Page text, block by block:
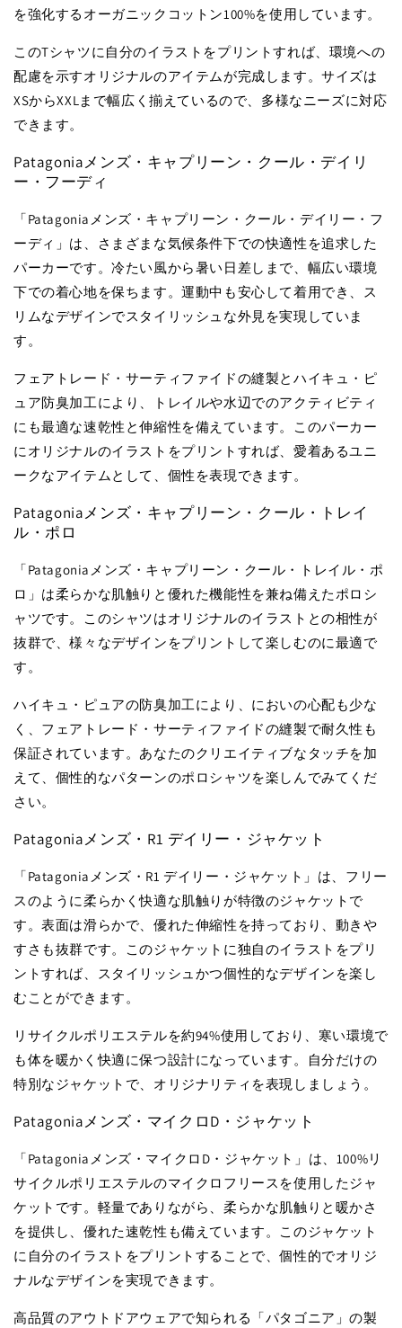
を強化するオーガニックコットン100%を使用しています。
このTシャツに自分のイラストをプリントすれば、環境への
配慮を示すオリジナルのアイテムが完成します。サイズは
XSからXXLまで幅広く揃えているので、多様なニーズに対応
できます。
Patagoniaメンズ・キャプリーン・クール・デイリ
ー・フーディ
「Patagoniaメンズ・キャプリーン・クール・デイリー・フ
ーディ」は、さまざまな気候条件下での快適性を追求した
パーカーです。冷たい風から暑い日差しまで、幅広い環境
下での着心地を保ちます。運動中も安心して着用でき、ス
リムなデザインでスタイリッシュな外見を実現していま
す。
フェアトレード・サーティファイドの縫製とハイキュ・ピ
ュア防臭加工により、トレイルや水辺でのアクティビティ
にも最適な速乾性と伸縮性を備えています。このパーカー
にオリジナルのイラストをプリントすれば、愛着あるユニ
ークなアイテムとして、個性を表現できます。
Patagoniaメンズ・キャプリーン・クール・トレイ
ル・ポロ
「Patagoniaメンズ・キャプリーン・クール・トレイル・ポ
ロ」は柔らかな肌触りと優れた機能性を兼ね備えたポロシ
ャツです。このシャツはオリジナルのイラストとの相性が
抜群で、様々なデザインをプリントして楽しむのに最適で
す。
ハイキュ・ピュアの防臭加工により、においの心配も少な
く、フェアトレード・サーティファイドの縫製で耐久性も
保証されています。あなたのクリエイティブなタッチを加
えて、個性的なパターンのポロシャツを楽しんでみてくだ
さい。
Patagoniaメンズ・R1 デイリー・ジャケット
「Patagoniaメンズ・R1 デイリー・ジャケット」は、フリー
スのように柔らかく快適な肌触りが特徴のジャケットで
す。表面は滑らかで、優れた伸縮性を持っており、動きや
すさも抜群です。このジャケットに独自のイラストをプリ
ントすれば、スタイリッシュかつ個性的なデザインを楽し
むことができます。
リサイクルポリエステルを約94%使用しており、寒い環境で
も体を暖かく快適に保つ設計になっています。自分だけの
特別なジャケットで、オリジナリティを表現しましょう。
Patagoniaメンズ・マイクロD・ジャケット
「Patagoniaメンズ・マイクロD・ジャケット」は、100%リ
サイクルポリエステルのマイクロフリースを使用したジャ
ケットです。軽量でありながら、柔らかな肌触りと暖かさ
を提供し、優れた速乾性も備えています。このジャケット
に自分のイラストをプリントすることで、個性的でオリジ
ナルなデザインを実現できます。
高品質のアウトドアウェアで知られる「パタゴニア」の製